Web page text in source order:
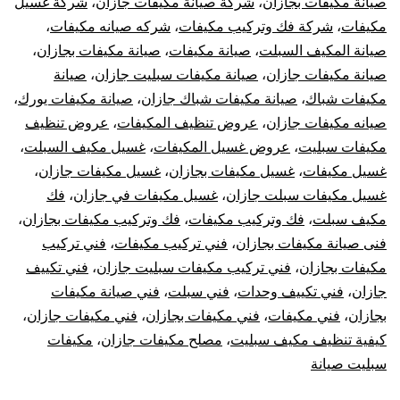
مكيفات، شركة فك وتركيب مكيفات، شركه صيانه مكيفات،
صيانة المكيف السبلت، صيانة مكيفات، صيانة مكيفات بجازان،
صيانة مكيفات جازان، صيانة مكيفات سبليت جازان، صيانة
مكيفات شباك، صيانة مكيفات شباك جازان، صيانة مكيفات يورك،
صيانه مكيفات جازان، عروض تنظيف المكيفات، عروض تنظيف
مكيفات سبليت، عروض غسيل المكيفات، غسيل مكيف السبلت،
غسيل مكيفات، غسيل مكيفات بجازان، غسيل مكيفات جازان،
غسيل مكيفات سبلت جازان، غسيل مكيفات في جازان، فك
مكيف سبلت، فك وتركيب مكيفات، فك وتركيب مكيفات بجازان،
فنى صيانة مكيفات بجازان، فني تركيب مكيفات، فني تركيب
مكيفات بجازان، فني تركيب مكيفات سبليت جازان، فني تكييف
جازان، فني تكييف وحدات، فني سبلت، فني صيانة مكيفات
بجازان، فني مكيفات، فني مكيفات بجازان، فني مكيفات جازان،
كيفية تنظيف مكيف سبليت، مصلح مكيفات جازان، مكيفات
سبليت صيانة